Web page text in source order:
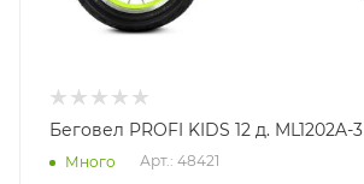
Беговел PROFI KIDS 12 д. ML1202A-3
Много Арт.: 48421